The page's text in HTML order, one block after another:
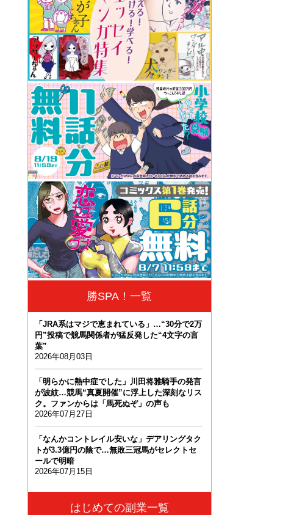
勝SPA！一覧
「JRA系はマジで恵まれている」…“30分で2万
円”投稿で競馬関係者が猛反発した“4文字の言
葉”
2026年08月03日
「明らかに熱中症でした」川田将雅騎手の発言
が波紋…競馬“真夏開催”に浮上した深刻なリス
ク。ファンからは「馬死ぬぞ」の声も
2026年07月27日
「なんかコントレイル安いな」デアリングタク
トが3.3億円の陰で…無敗三冠馬がセレクトセ
ールで明暗
2026年07月15日
はじめての副業一覧